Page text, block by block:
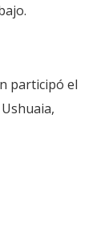
participó el